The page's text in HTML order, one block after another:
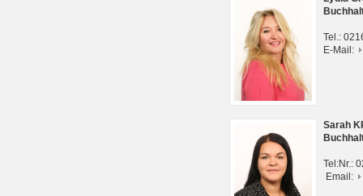
Tel.:
E-Mail:
Sarah
Tel:Nr.:
Email: